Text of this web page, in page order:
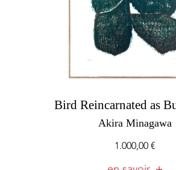
Bird Reincarnated as
Akira Minagawa
1.000,00€